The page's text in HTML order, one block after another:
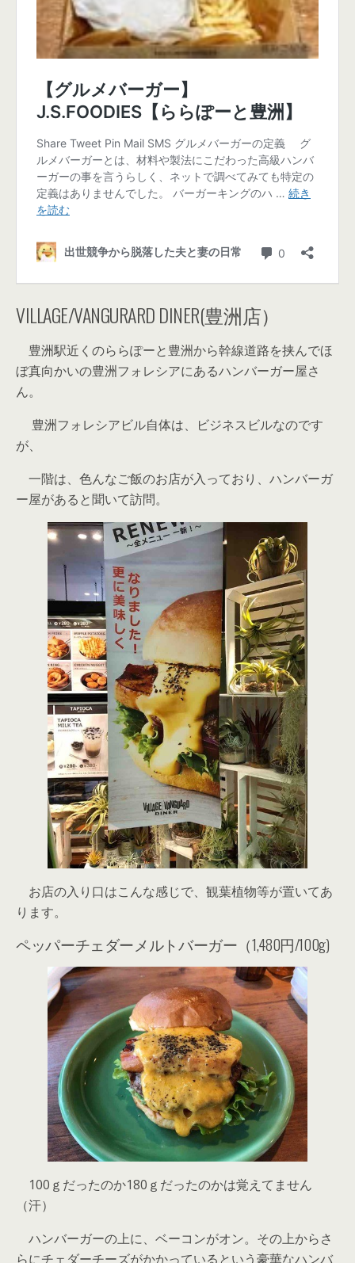
VILLAGE/VANGURARD DINER(豊洲店）
豊洲駅近くのららぽーと豊洲から幹線道路を挟んでほ
ぼ真向かいの豊洲フォレシアにあるハンバーガー屋さ
ん。
豊洲フォレシアビル自体は、ビジネスビルなのです
が、
一階は、色んなご飯のお店が入っており、ハンバーガ
ー屋があると聞いて訪問。
お店の入り口はこんな感じで、観葉植物等が置いてあ
ります。
ペッパーチェダーメルトバーガー（1,480円/100g)
100ｇだったのか180ｇだったのかは覚えてません
（汗）
ハンバーガーの上に、ベーコンがオン。その上からさ
らにチェダーチーズがかかっているという豪華なハンバ